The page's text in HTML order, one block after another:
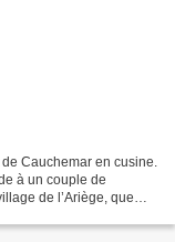
Cauchemar en cusine.
à un couple de
de l’Ariège, que